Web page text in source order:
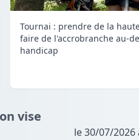
Tournai : prendre de la
faire de l'accrobranche au-
handicap
vise
le 30/07/2026